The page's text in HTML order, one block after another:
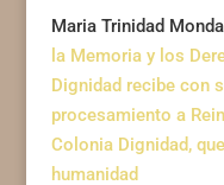
Maria Trinidad
la Memoria y los
Dignidad recibe con
procesamiento a
Colonia Dignidad,
humanidad